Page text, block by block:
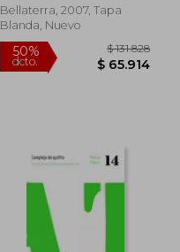
50%
dcto.
iii y ii Milenios A. Co
Bellaterra, 2007, Tapa
Blanda, Nuevo